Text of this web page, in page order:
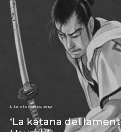
Literatura japonesa
‘La katana del